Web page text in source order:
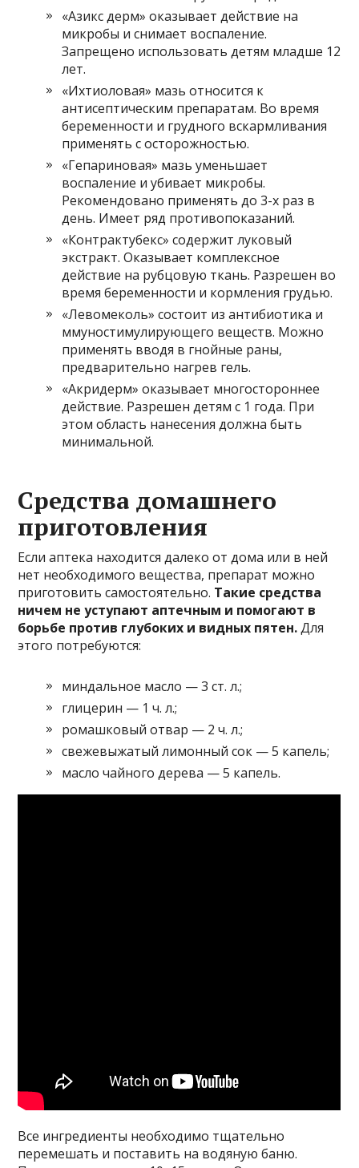
«Азикс дерм» оказывает действие на
микробы и снимает воспаление.
Запрещено использовать детям младше 12
лет.
«Ихтиоловая» мазь относится к
антисептическим препаратам. Во время
беременности и грудного вскармливания
применять с осторожностью.
«Гепариновая» мазь уменьшает
воспаление и убивает микробы.
Рекомендовано применять до 3-х раз в
день. Имеет ряд противопоказаний.
«Контрактубекс» содержит луковый
экстракт. Оказывает комплексное
действие на рубцовую ткань. Разрешен во
время беременности и кормления грудью.
«Левомеколь» состоит из антибиотика и
ммуностимулирующего веществ. Можно
применять вводя в гнойные раны,
предварительно нагрев гель.
«Акридерм» оказывает многостороннее
действие. Разрешен детям с 1 года. При
этом область нанесения должна быть
минимальной.
Средства домашнего
приготовления
Если аптека находится далеко от дома или в ней
нет необходимого вещества, препарат можно
приготовить самостоятельно. Такие средства
ничем не уступают аптечным и помогают в
борьбе против глубоких и видных пятен.Для
этого потребуются:
миндальное масло — 3 ст. л.;
глицерин — 1 ч. л.;
ромашковый отвар — 2 ч. л.;
свежевыжатый лимонный сок — 5 капель;
масло чайного дерева — 5 капель.
Все ингредиенты необходимо тщательно
перемешать и поставить на водяную баню.